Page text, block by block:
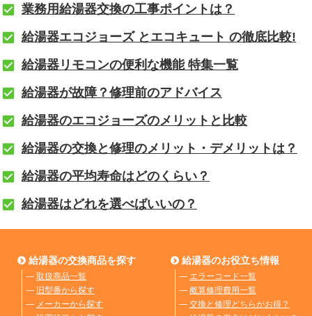
業務用給湯器交換の工事ポイントは？
給湯器エコジョーズ とエコキュート の徹底比較!
給湯器リモコンの便利な機能 特集一覧
給湯器が故障？修理前のアドバイス
給湯器のエコジョーズのメリットと比較
給湯器の交換と修理のメリット・デメリットは？
給湯器の平均寿命はどのくらい？
給湯器はどれを選べばいいの？
給湯器の交換商品を探す
― 取扱商品一覧
― 旧型番から探す
― メーカーから探す
給湯器のお役立ち情報
― エラーコード一覧
― 概算修理費用一覧
― 交換と修理どちらがお得？